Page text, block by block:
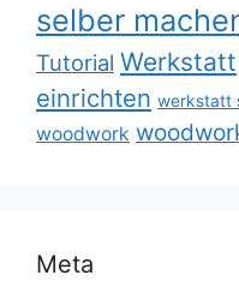
selber
Tutorial Werkstatt
einrichten werkstatt
woodwork
Meta